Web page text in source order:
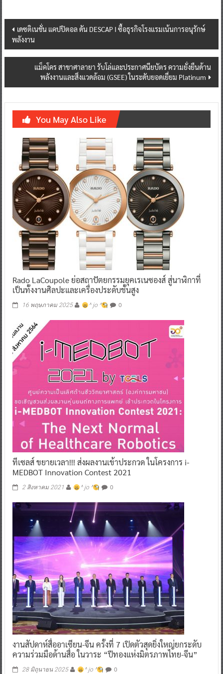
Post
navigation
เดซติเนชั่น แคปปิตอล ดัน DESCAP I ซื้อธุรกิจโรงแรมเน้นการอนุรักษ์
พลังงาน
แม็คโคร สาขาศาลายา รับโล่และประกาศนียบัตร ความยั่งยืนด้าน
พลังงานและสิ่งแวดล้อม (GSEE) ในระดับยอดเยี่ยม Platinum
You May Also Like
Rado LaCoupole ย่อสถาปัตยกรรมยุคเรเนซองส์ สู่นาฬิกาที่
เป็นทั้งงานศิลปะและเครื่องประดับชั้นสูง
16 พฤษภาคม 2025 ^ jo ^ 0
ทีเซลส์ ขยายเวลา!!! ส่งผลงานเข้าประกวด ในโครงการ i-
MEDBOT Innovation Contest 2021
2 สิงหาคม 2021 ^ jo ^ 0
งานสัปดาห์สื่ออาเซียน-จีน ครั้งที่ 7 เปิดตัวสุดยิ่งใหญ่ยกระดับ
ความร่วมมือด้านสื่อ ในวาระ “ปีทองแห่งมิตรภาพไทย-จีน”
28 มิถุนายน 2025 ^ jo ^ 0